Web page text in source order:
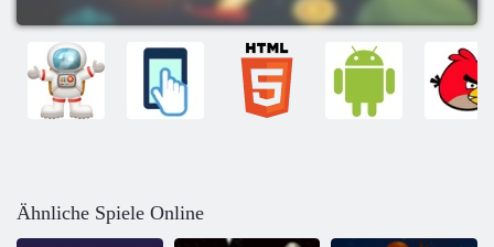
Ähnliche Spiele Online